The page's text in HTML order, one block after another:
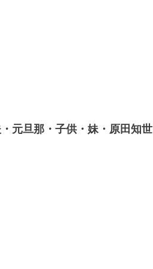
元旦那・子供・妹・原田知